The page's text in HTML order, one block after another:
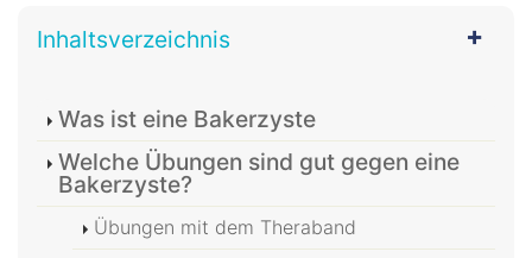
Inhaltsverzeichnis
Was ist eine Bakerzyste
Welche Übungen sind gut gegen eine
Bakerzyste?
Übungen mit dem Theraband